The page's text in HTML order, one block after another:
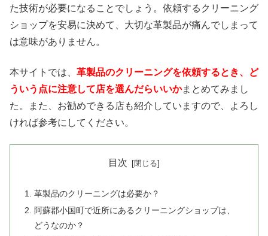
た技術が必要になることでしょう。依頼するクリーニング
ショップを安易に決めて、大切な革製品が痛んでしまって
は意味がありません。
本サイトでは、 革製品のクリーニングを依頼するとき、ど
ういう点に注意して店を選んだらいいかまとめてみまし
た。また、お勧めできる店も紹介していますので、よろし
ければ参考にしてください。
目次
革製品のクリーニングは必要か？
阿蘇郡小国町で近所にあるクリーニングショップは、
どうなのか？